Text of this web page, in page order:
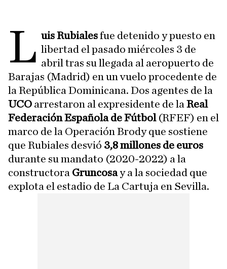
L uis Rubialesfue detenido y puesto en
libertad el pasado miércoles 3 de
abril tras su llegada al aeropuerto de
Barajas (Madrid) en un vuelo procedente de
la República Dominicana. Dos agentes de la
UCO arrestaron al expresidente de la Real
Federación Española de Fútbol (RFEF) en el
marco de la Operación Brody que sostiene
que Rubiales desvió 3,8 millones de euros
durante su mandato (2020-2022) a la
constructora Gruncosay a la sociedad que
explota el estadio de La Cartuja en Sevilla.